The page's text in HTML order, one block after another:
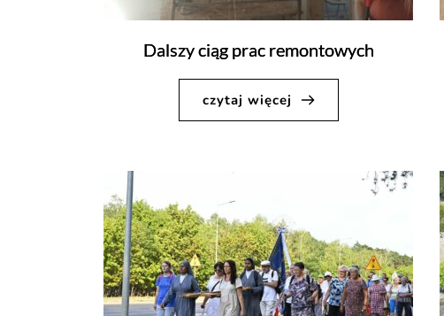
Dalszy ciąg prac remontowych
czytaj więcej